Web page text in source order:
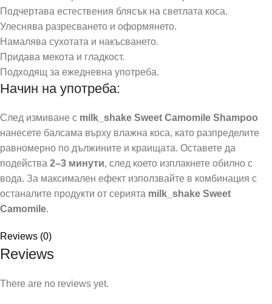
Подчертава естествения блясък на светлата коса.
Улеснява разресването и оформянето.
Намалява сухотата и накъсването.
Придава мекота и гладкост.
Подходящ за ежедневна употреба.
Начин на употреба:
След измиване с milk_shake Sweet Camomile Shampoo
нанесете балсама върху влажна коса, като разпределите
равномерно по дължините и краищата. Оставете да
подейства 2–3 минути, след което изплакнете обилно с
вода. За максимален ефект използвайте в комбинация с
останалите продукти от серията milk_shake Sweet
Camomile.
Reviews (0)
Reviews
There are no reviews yet.